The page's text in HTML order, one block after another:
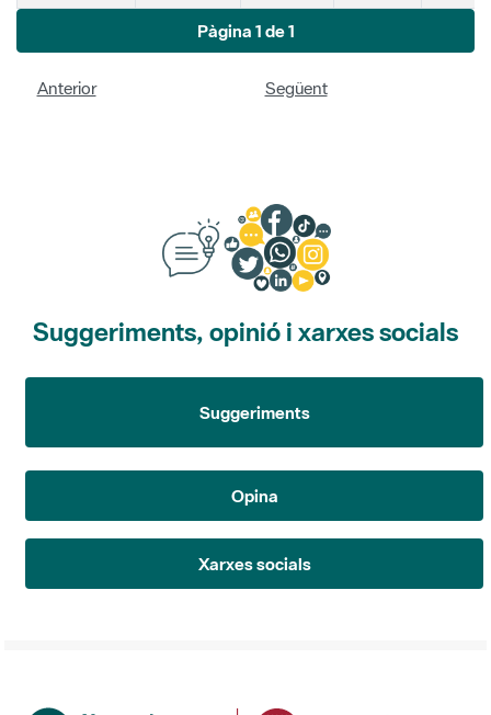
Pàgina 1 de 1
Anterior Següent
Suggeriments, opinió i xarxes socials
Suggeriments
Opina
Xarxes socials